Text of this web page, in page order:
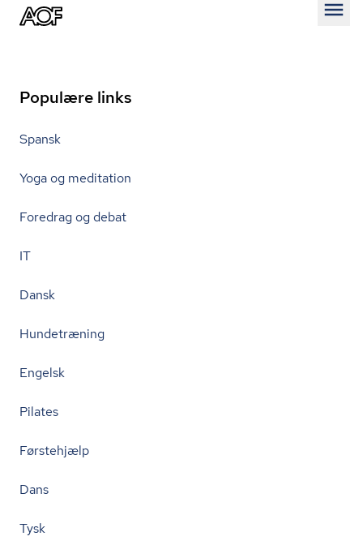
Populære links
Spansk
Yoga og meditation
Foredrag og debat
IT
Dansk
Hundetræning
Engelsk
Pilates
Førstehjælp
Dans
Tysk